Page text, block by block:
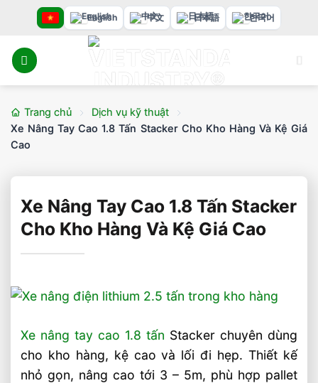
nội
dung
English 中文 日本語 한국어
Trang chủ
Dịch vụ kỹ thuật
Xe Nâng Tay Cao 1.8 Tấn Stacker Cho Kho Hàng Và Kệ Giá
Cao
Xe Nâng Tay Cao 1.8 Tấn Stacker
Cho Kho Hàng Và Kệ Giá Cao
Xe nâng tay cao 1.8 tấn Stacker chuyên dùng
cho kho hàng, kệ cao và lối đi hẹp. Thiết kế
nhỏ gọn, nâng cao tới 3 – 5m, phù hợp pallet